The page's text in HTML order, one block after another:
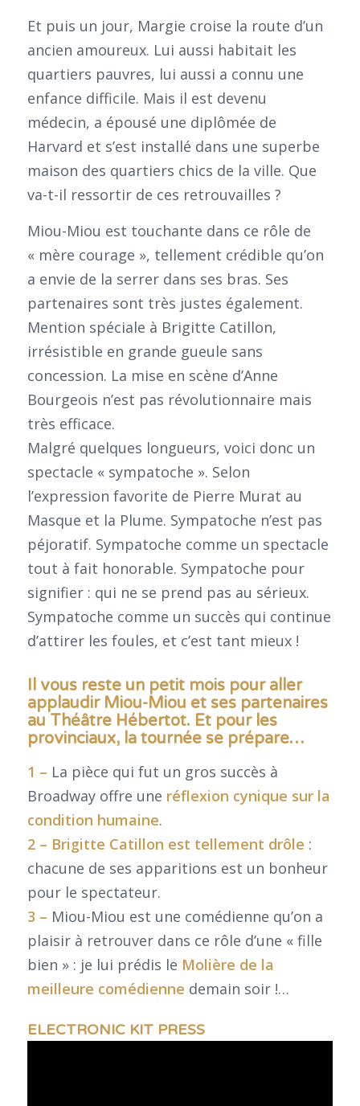
Et puis un jour, Margie croise la route d’un
ancien amoureux. Lui aussi habitait les
quartiers pauvres, lui aussi a connu une
enfance difficile. Mais il est devenu
médecin, a épousé une diplômée de
Harvard et s’est installé dans une superbe
maison des quartiers chics de la ville. Que
va-t-il ressortir de ces retrouvailles ?
Miou-Miou est touchante dans ce rôle de
« mère courage », tellement crédible qu’on
a envie de la serrer dans ses bras. Ses
partenaires sont très justes également.
Mention spéciale à Brigitte Catillon,
irrésistible en grande gueule sans
concession. La mise en scène d’Anne
Bourgeois n’est pas révolutionnaire mais
très efficace.
Malgré quelques longueurs, voici donc un
spectacle « sympatoche ». Selon
l’expression favorite de Pierre Murat au
Masque et la Plume. Sympatoche n’est pas
péjoratif. Sympatoche comme un spectacle
tout à fait honorable. Sympatoche pour
signifier : qui ne se prend pas au sérieux.
Sympatoche comme un succès qui continue
d’attirer les foules, et c’est tant mieux !
Il vous reste un petit mois pour aller
applaudir Miou-Miou et ses partenaires
au Théâtre Hébertot. Et pour les
provinciaux, la tournée se prépare…
1 – La pièce qui fut un gros succès à
Broadway offre une réflexion cynique sur la
condition humaine.
2 – Brigitte Catillon est tellement drôle :
chacune de ses apparitions est un bonheur
pour le spectateur.
3 – Miou-Miou est une comédienne qu’on a
plaisir à retrouver dans ce rôle d’une « fille
bien » : je lui prédis le Molière de la
meilleure comédienne demain soir !…
ELECTRONIC KIT PRESS